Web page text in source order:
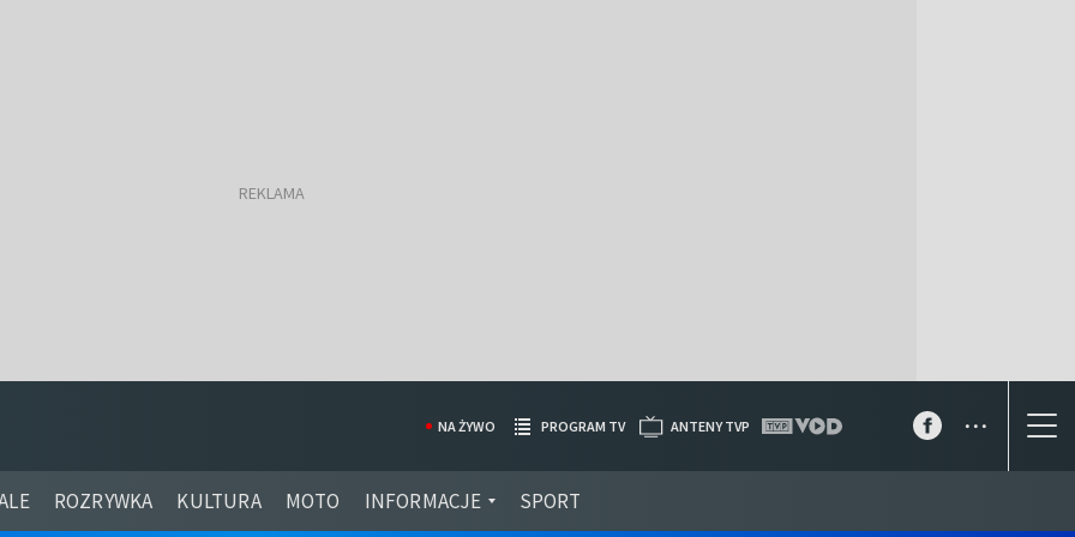
ROZRYWKA KULTURA MOTO INFORMACJE SPORT
NA ŻYWO PROGRAM TV ANTENY TVP ...